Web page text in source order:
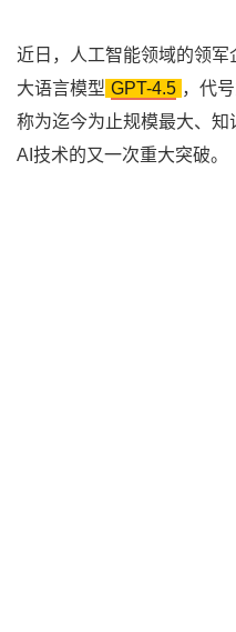
近日，人工智能领域的领
大语言模型 GPT-4.5 ，代
称为迄今为止规模最大、
AI技术的又一次重大突破。